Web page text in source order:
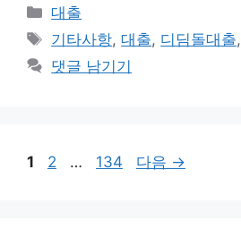
카
테
고
리
대출
태
그
기타사항,대출, 디딤돌대출,
댓글 남기기
페
1
페
2 …
페
134 다음 →